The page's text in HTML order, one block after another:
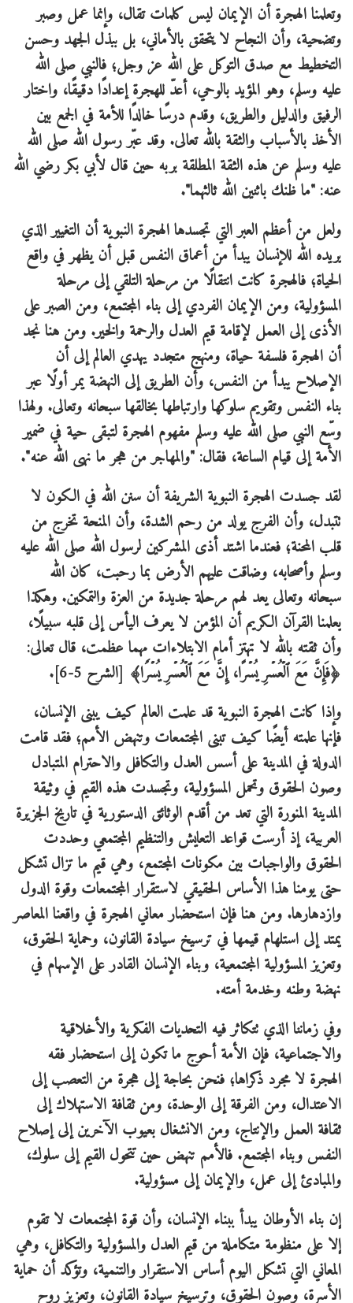
وتعلمنا الهجرة أن الإيمان ليس كلمات تقال، وإنما عمل وصبر
وتضحية، وأن النجاح لا يتحقق بالأماني، بل ببذل الجهد وحسن
التخطيط مع صدق التوكل على الله عز وجل؛ فالنبي صلى الله
عليه وسلم، وهو المؤيد بالوحي، أعدّ للهجرة إعدادًا دقيقًا، واختار
الرفيق والدليل والطريق، وقدم درسًا خالدًا للأمة في الجمع بين
الأخذ بالأسباب والثقة بالله تعالى. وقد عبّر رسول الله صلى الله
عليه وسلم عن هذه الثقة المطلقة بربه حين قال لأبي بكر رضي الله
عنه: "ما ظنك باثنين الله ثالثهما".
ولعل من أعظم العبر التي تجسدها الهجرة النبوية أن التغيير الذي
يريده الله للإنسان يبدأ من أعماق النفس قبل أن يظهر في واقع
الحياة؛ فالهجرة كانت انتقالًا من مرحلة التلقي إلى مرحلة
المسؤولية، ومن الإيمان الفردي إلى بناء المجتمع، ومن الصبر على
الأذى إلى العمل لإقامة قيم العدل والرحمة والخير. ومن هنا نجد
أن الهجرة فلسفة حياة، ومنهج متجدد يهدي العالم إلى أن
الإصلاح يبدأ من النفس، وأن الطريق إلى النهضة يمر أولًا عبر
بناء النفس وتقويم سلوكها وارتباطها بخالقها سبحانه وتعالى. ولهذا
وسّع النبي صلى الله عليه وسلم مفهوم الهجرة لتبقى حية في ضمير
الأمة إلى قيام الساعة، فقال: "والمهاجر من هجر ما نهى الله عنه".
لقد جسدت الهجرة النبوية الشريفة أن سنن الله في الكون لا
تتبدل، وأن الفرج يولد من رحم الشدة، وأن المنحة تخرج من
قلب المحنة؛ فعندما اشتد أذى المشركين لرسول الله صلى الله عليه
وسلم وأصحابه، وضاقت عليهم الأرض بما رحبت، كان الله
سبحانه وتعالى يعد لهم مرحلة جديدة من العزة والتمكين. وهكذا
يعلمنا القرآن الكريم أن المؤمن لا يعرف اليأس إلى قلبه سبيلًا،
وأن ثقته بالله لا تهتز أمام الابتلاءات مهما عظمت، قال تعالى:
﴿فَإِنَّ مَعَ ٱلۡعُسۡرِ یُسۡرًا، إِنَّ مَعَ ٱلۡعُسۡرِ یُسۡرࣰا﴾ [الشرح 5-6].
وإذا كانت الهجرة النبوية قد علمت العالم كيف يبنى الإنسان،
فإنها علمته أيضًا كيف تبنى المجتمعات وتنهض الأمم؛ فقد قامت
الدولة في المدينة على أسس العدل والتكافل والاحترام المتبادل
وصون الحقوق وتحمل المسؤولية، وتجسدت هذه القيم في وثيقة
المدينة المنورة التي تعد من أقدم الوثائق الدستورية في تاريخ الجزيرة
العربية، إذ أرست قواعد التعايش والتنظيم المجتمعي وحددت
الحقوق والواجبات بين مكونات المجتمع، وهي قيم ما تزال تشكل
حتى يومنا هذا الأساس الحقيقي لاستقرار المجتمعات وقوة الدول
وازدهارها. ومن هنا فإن استحضار معاني الهجرة في واقعنا المعاصر
يمتد إلى استلهام قيمها في ترسيخ سيادة القانون، وحماية الحقوق،
وتعزيز المسؤولية المجتمعية، وبناء الإنسان القادر على الإسهام في
نهضة وطنه وخدمة أمته.
وفي زماننا الذي تتكاثر فيه التحديات الفكرية والأخلاقية
والاجتماعية، فإن الأمة أحوج ما تكون إلى استحضار فقه
الهجرة لا مجرد ذكراها؛ فنحن بحاجة إلى هجرة من التعصب إلى
الاعتدال، ومن الفرقة إلى الوحدة، ومن ثقافة الاستهلاك إلى
ثقافة العمل والإنتاج، ومن الانشغال بعيوب الآخرين إلى إصلاح
النفس وبناء المجتمع. فالأمم تنهض حين تتحول القيم إلى سلوك،
والمبادئ إلى عمل، والإيمان إلى مسؤولية.
إن بناء الأوطان يبدأ ببناء الإنسان، وأن قوة المجتمعات لا تقوم
إلا على منظومة متكاملة من قيم العدل والمسؤولية والتكافل، وهي
المعاني التي تشكل اليوم أساس الاستقرار والتنمية، وتؤكد أن حماية
الأسرة، وصون الحقوق، وترسيخ سيادة القانون، وتعزيز روح